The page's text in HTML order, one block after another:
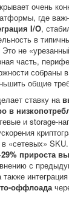
очень
где
I/O,
в
не
часть,
собраны
общие
ставку на
в
и storage-
«сетевых»
прироста
с
интеграция
оффлоада